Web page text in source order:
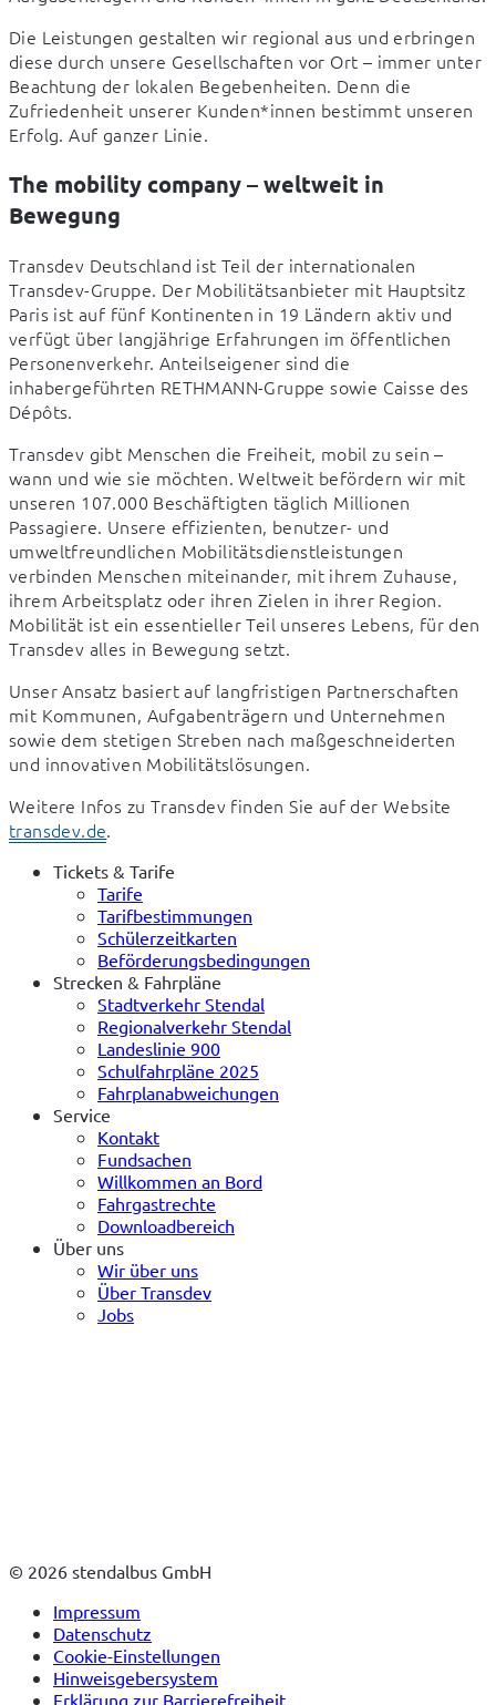
Die Leistungen gestalten wir regional aus und erbringen
diese durch unsere Gesellschaften vor Ort – immer unter
Beachtung der lokalen Begebenheiten. Denn die
Zufriedenheit unserer Kunden*innen bestimmt unseren
Erfolg. Auf ganzer Linie.
The mobility company – weltweit in
Bewegung
Transdev Deutschland ist Teil der internationalen
Transdev-Gruppe. Der Mobilitätsanbieter mit Hauptsitz
Paris ist auf fünf Kontinenten in 19 Ländern aktiv und
verfügt über langjährige Erfahrungen im öffentlichen
Personenverkehr. Anteilseigener sind die
inhabergeführten RETHMANN-Gruppe sowie Caisse des
Dépôts.
Transdev gibt Menschen die Freiheit, mobil zu sein –
wann und wie sie möchten. Weltweit befördern wir mit
unseren 107.000 Beschäftigten täglich Millionen
Passagiere. Unsere effizienten, benutzer- und
umweltfreundlichen Mobilitätsdienstleistungen
verbinden Menschen miteinander, mit ihrem Zuhause,
ihrem Arbeitsplatz oder ihren Zielen in ihrer Region.
Mobilität ist ein essentieller Teil unseres Lebens, für den
Transdev alles in Bewegung setzt.
Unser Ansatz basiert auf langfristigen Partnerschaften
mit Kommunen, Aufgabenträgern und Unternehmen
sowie dem stetigen Streben nach maßgeschneiderten
und innovativen Mobilitätslösungen.
transdev.de.
Tickets & Tarife
Tarife
Tarifbestimmungen
Schülerzeitkarten
Beförderungsbedingungen
Strecken & Fahrpläne
Stadtverkehr Stendal
Regionalverkehr Stendal
Landeslinie 900
Schulfahrpläne 2025
Fahrplanabweichungen
Service
Kontakt
Fundsachen
Willkommen an Bord
Fahrgastrechte
Downloadbereich
Über uns
Wir über uns
Über Transdev
Jobs
© 2026 stendalbus GmbH
Impressum
Datenschutz
Cookie-Einstellungen
Hinweisgebersystem
Erklärung zur Barrierefreiheit